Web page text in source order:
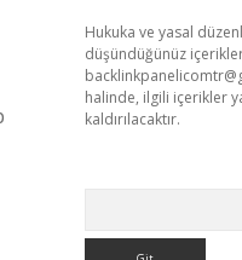
Hukuka ve yasal
düşündüğünüz
halinde, ilgili içerikler
kaldırılacaktır.